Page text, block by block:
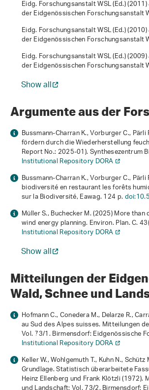
Eidg. Forschungsanstalt WSL (Ed.) (2011)
der Eidgenössischen Forschungsanstalt
Eidg. Forschungsanstalt WSL (Ed.) (2010)
der Eidgenössischen Forschungsanstalt
Eidg. Forschungsanstalt WSL (Ed.) (2009)
der Eidgenössischen Forschungsanstalt
Show all
Argumente aus der
Bussmann-Charran K., Vorburger C.,
fördern durch die Wiederherstellung
Report No.: 2025-01). Synthesezentrum
Institutional Repository DORA
Bussmann-Charran K., Vorburger C.,
biodiversité en restaurant les forêts
sur la Biodiversité, Eawag. 124 p.
Müller S., Buchecker M. (2025) More
wind energy planning. Environ. Plan. C.43
Institutional Repository DORA
Show all
Mitteilungen der
Wald, Schnee und
Hofmann C., Conedera M., Delarze R.,
au Sud des Alpes suisses. Mitteilungen
Vol. 73/1. Birmensdorf: Eidgenössische
Institutional Repository DORA
Keller W., Wohlgemuth T., Kuhn N.,
Grundlage. Statistisch überarbeitete
Heinz Ellenberg und Frank Klötzli (1972).